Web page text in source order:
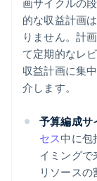
画サイクルの
的な収益計画
りません。計
て定期的なレ
収益計画に集
介します。
予算編成サ
セス中に包
イミングで
リソースの